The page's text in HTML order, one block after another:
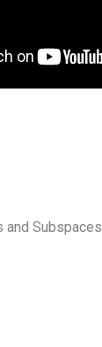
Subspaces